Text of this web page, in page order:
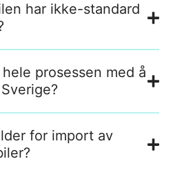
har ikke-standard
prosessen med å
for import av